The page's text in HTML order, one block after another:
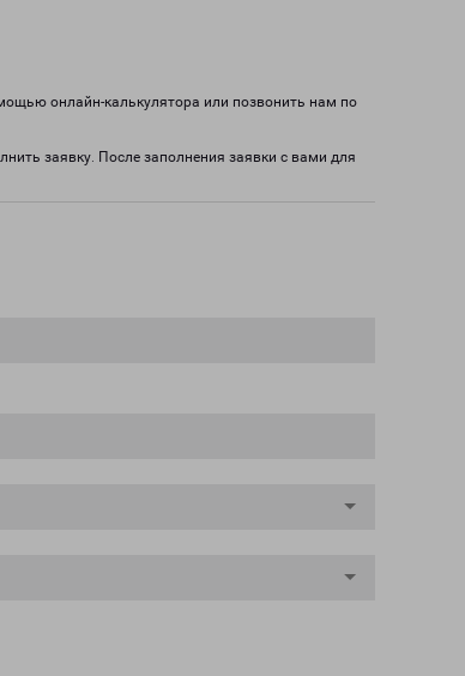
онлайн-калькулятора или позвонить нам по
заявку. После заполнения заявки с вами для